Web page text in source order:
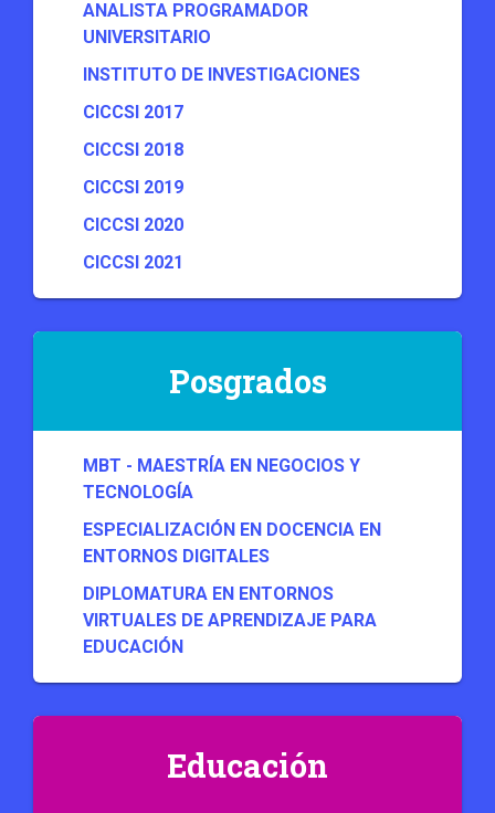
ANALISTA PROGRAMADOR
UNIVERSITARIO
INSTITUTO DE INVESTIGACIONES
CICCSI 2017
CICCSI 2018
CICCSI 2019
CICCSI 2020
CICCSI 2021
Posgrados
MBT - MAESTRÍA EN NEGOCIOS Y
TECNOLOGÍA
ESPECIALIZACIÓN EN DOCENCIA EN
ENTORNOS DIGITALES
DIPLOMATURA EN ENTORNOS
VIRTUALES DE APRENDIZAJE PARA
EDUCACIÓN
Educación